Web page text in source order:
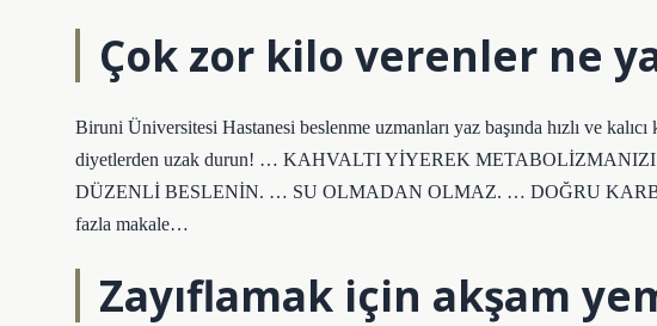
Çok zor kilo verenler ne
Biruni Üniversitesi Hastanesi beslenme uzmanları yaz başında hızlı ve
diyetlerden uzak durun! … KAHVALTI YİYEREK
DÜZENLİ BESLENİN. … SU OLMADAN OLMAZ. … DOĞRU
fazla makale…
Zayıflamak için akşam